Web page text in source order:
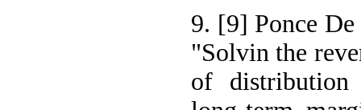
9. [9] Ponce
"Solvin the
of distribution